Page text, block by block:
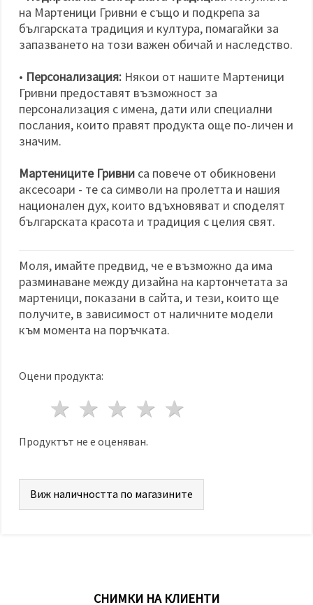
на Мартеници Гривни е също и подкрепа за
българската традиция и култура, помагайки за
запазването на този важен обичай и наследство.
• Персонализация: Някои от нашите Мартеници
Гривни предоставят възможност за
персонализация с имена, дати или специални
послания, които правят продукта още по-личен и
значим.
Мартениците Гривни са повече от обикновени
аксесоари - те са символи на пролетта и нашия
национален дух, които вдъхновяват и споделят
българската красота и традиция с целия свят.
Моля, имайте предвид, че е възможно да има
разминаване между дизайна на картончетата за
мартеници, показани в сайта, и тези, които ще
получите, в зависимост от наличните модели
към момента на поръчката.
Оцени продукта:
4 звезди
3 звезди
2 звезди
1 звезда
Продуктът не е оценяван.
Виж наличността по магазините
СНИМКИ НА КЛИЕНТИ